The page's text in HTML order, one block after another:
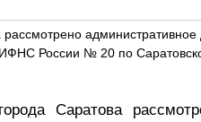
административное
России № 20 по
Саратова